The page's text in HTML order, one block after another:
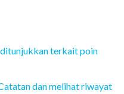
terkait poin
dan melihat riwayat